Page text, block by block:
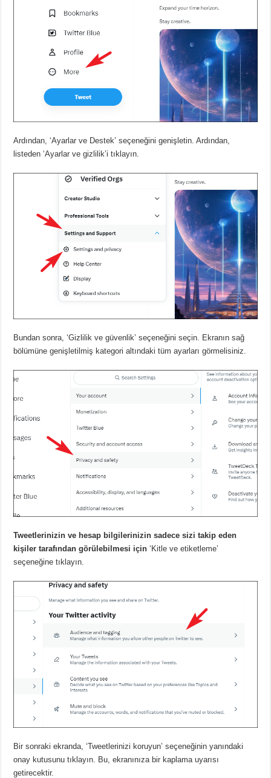
Ardından, ‘Ayarlar ve Destek’ seçeneğini genişletin.Ardından,
listeden ‘Ayarlar ve gizlilik’i tıklayın.
Bundan sonra, ‘Gizlilik ve güvenlik’ seçeneğini seçin. Ekranın sağ
bölümüne genişletilmiş kategori altındaki tüm ayarları görmelisiniz.
Tweetlerinizin ve hesap bilgilerinizin sadece sizi takip eden
kişiler tarafından görülebilmesi için ‘Kitle ve etiketleme’
seçeneğine tıklayın.
Bir sonraki ekranda, ‘Tweetlerinizi koruyun’ seçeneğinin yanındaki
onay kutusunu tıklayın.
Bu, ekranınıza bir kaplama uyarısı
getirecektir.